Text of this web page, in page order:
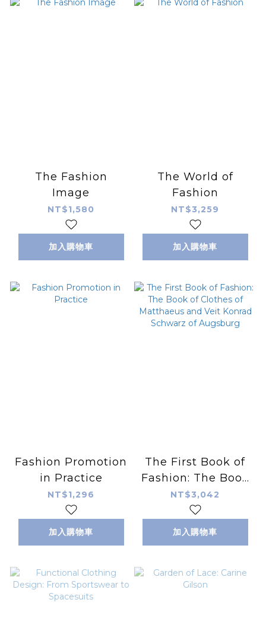
The Fashion
Image
NT$1,580
加入購物車
The World of
Fashion
NT$3,259
加入購物車
Fashion Promotion
in Practice
NT$1,296
加入購物車
The First Book of
Fashion: The Book
of Clothes of
Matthaeus and
Veit Konrad
NT$3,042
加入購物車